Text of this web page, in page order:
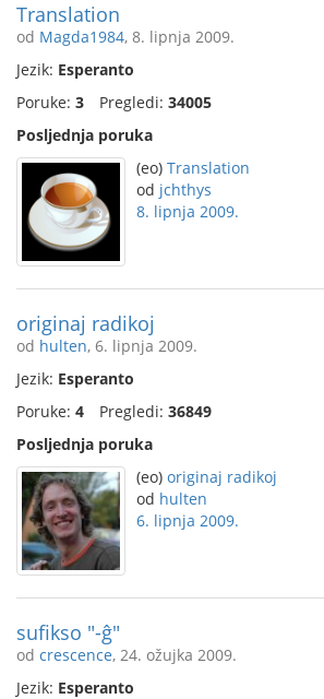
Translation
od Magda1984, 8. lipnja 2009.
Jezik: Esperanto
Poruke: 3 Pregledi: 34005
Posljednja poruka
(eo) Translation
od jchthys
8. lipnja 2009.
originaj radikoj
od hulten, 6. lipnja 2009.
Jezik: Esperanto
Poruke: 4 Pregledi: 36849
Posljednja poruka
(eo) originaj radikoj
od hulten
6. lipnja 2009.
sufikso "-ĝ"
od crescence, 24. ožujka 2009.
Jezik: Esperanto